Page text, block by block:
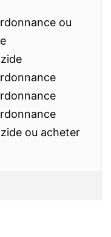
ou
ou acheter